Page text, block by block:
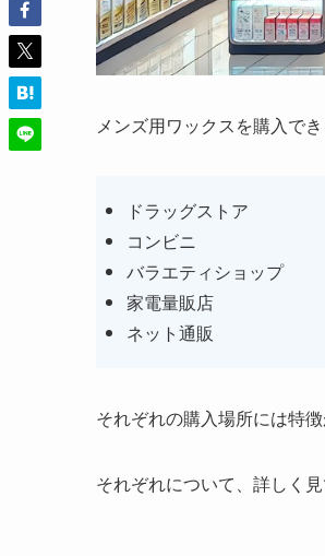
メンズ用ワックスを購入で
ドラッグストア
コンビニ
バラエティショップ
家電量販店
ネット通販
それぞれの購入場所には特
それぞれについて、詳しく見